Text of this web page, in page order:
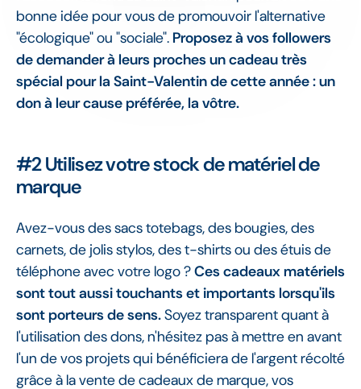
bonne idée pour vous de promouvoir l'alternative
"écologique" ou "sociale". Proposez à vos followers
de demander à leurs proches un cadeau très
spécial pour la Saint-Valentin de cette année : un
don à leur cause préférée, la vôtre.
#2 Utilisez votre stock de matériel de
marque
Avez-vous des sacs totebags, des bougies, des
carnets, de jolis stylos, des t-shirts ou des étuis de
téléphone avec votre logo ?Ces cadeaux matériels
sont tout aussi touchants et importants lorsqu'ils
sont porteurs de sens.Soyez transparent quant à
l'utilisation des dons, n'hésitez pas à mettre en avant
l'un de vos projets qui bénéficiera de l'argent récolté
grâce à la vente de cadeaux de marque, vos